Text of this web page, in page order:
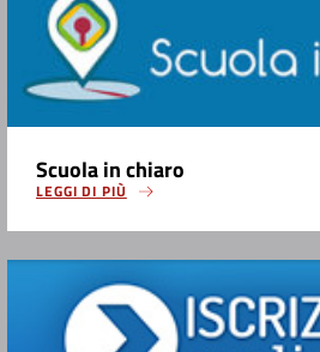
Scuola in chiaro
LEGGI DI PIÙ